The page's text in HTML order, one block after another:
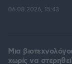
06.08.2026, 15:43
Μια
χωρίς να